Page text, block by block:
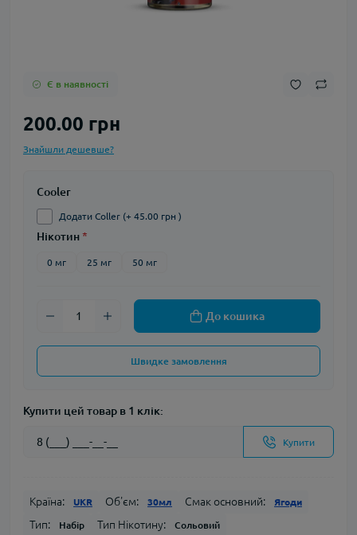
Є в наявності
200.00 грн
Знайшли дешевше?
Cooler
Додати Coller (+ 45.00 грн )
Нікотин*
0 мг 25 мг 50 мг
До кошика
Швидке замовлення
Купити цей товар в 1 клік:
Купити
Країна: UKR Об'єм: 30мл Смак основний: Ягоди
Тип: Набір Тип Нікотину: Сольовий